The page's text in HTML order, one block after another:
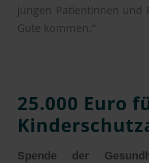
jungen Patientinnen und
Gute kommen.“
25.000 Euro
Spende der